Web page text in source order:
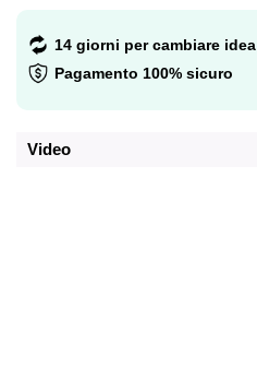
14 giorni per cambiare idea
Pagamento 100% sicuro
Video